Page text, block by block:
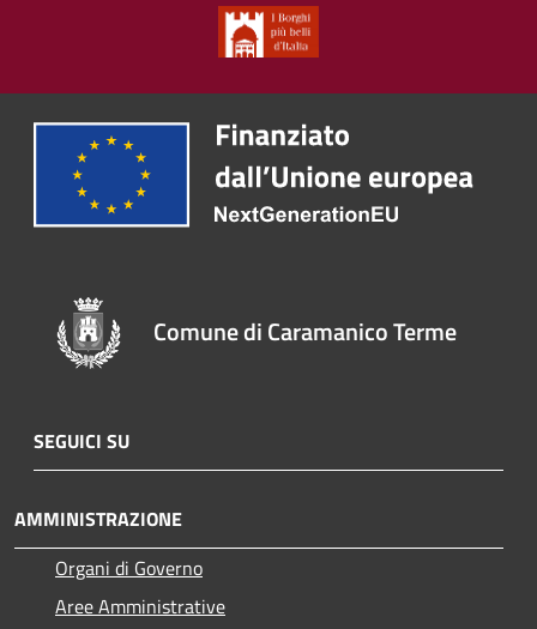
Comune di Caramanico Terme
SEGUICI SU
AMMINISTRAZIONE
Organi di Governo
Aree Amministrative